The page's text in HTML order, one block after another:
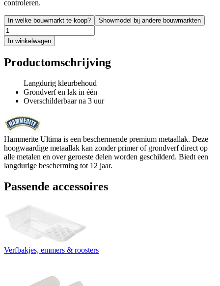
controleren.
In welke bouwmarkt te koop? Showmodel bij andere bouwmarkten
In winkelwagen
Productomschrijving
Langdurig kleurbehoud
Grondverf en lak in één
Overschilderbaar na 3 uur
Hammerite Ultima is een beschermende premium metaallak. Deze
hoogwaardige metaallak kan zonder primer of grondverf direct op
alle metalen en over geroeste delen worden geschilderd. Biedt een
langdurige bescherming tot 12 jaar.
Passende accessoires
Verfbakjes, emmers & roosters